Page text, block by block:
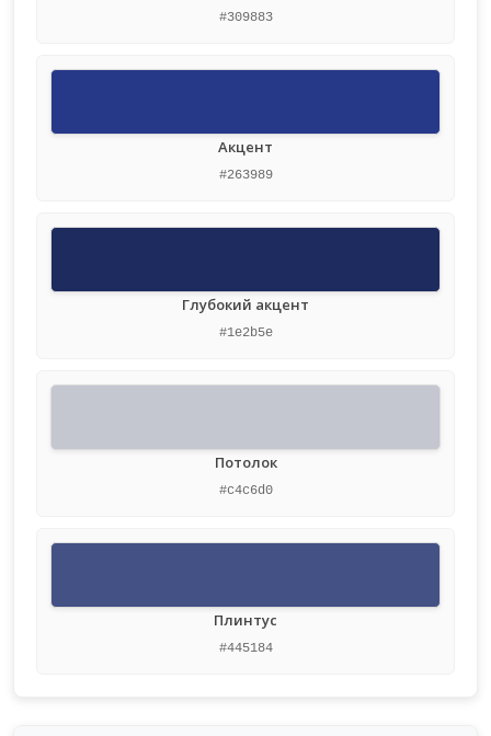
#309883
Акцент
#263989
Глубокий акцент
#1e2b5e
Потолок
#c4c6d0
Плинтус
#445184